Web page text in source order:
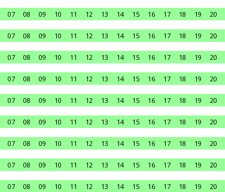
07 08 09 10 11 12 13 14 15 16 17 18 19 20
07 08 09 10 11 12 13 14 15 16 17 18 19 20
07 08 09 10 11 12 13 14 15 16 17 18 19 20
07 08 09 10 11 12 13 14 15 16 17 18 19 20
07 08 09 10 11 12 13 14 15 16 17 18 19 20
07 08 09 10 11 12 13 14 15 16 17 18 19 20
07 08 09 10 11 12 13 14 15 16 17 18 19 20
07 08 09 10 11 12 13 14 15 16 17 18 19 20
07 08 09 10 11 12 13 14 15 16 17 18 19 20